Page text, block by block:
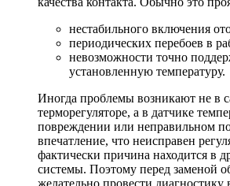
нестабильного включения
периодических перебоев в
невозможности точно
установленную температуру.
Иногда проблемы возникают не в
терморегуляторе, а в датчике
повреждении или неправильном
впечатление, что неисправен
фактически причина находится в
системы. Поэтому перед заменой